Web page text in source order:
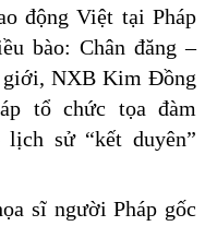
động Việt tại Pháp
bào: Chân đăng –
giới, NXB Kim Đồng
tổ chức tọa đàm
sử “kết duyên”
sĩ người Pháp gốc